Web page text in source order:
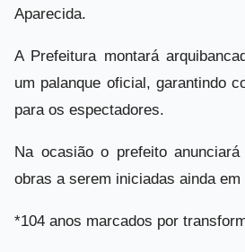
Aparecida.
A Prefeitura montará
um palanque oficial, garantindo
para os espectadores.
Na ocasião o prefeito
obras a serem iniciadas ainda em
*104 anos marcados por